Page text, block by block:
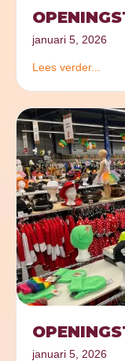
januari 5, 2026
Lees verder...
januari 5, 2026